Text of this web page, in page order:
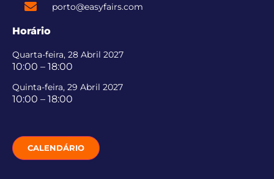
porto@easyfairs.com
Horário
Quarta-feira, 28 Abril 2027
10:00 – 18:00
Quinta-feira, 29 Abril 2027
10:00 – 18:00
CALENDÁRIO